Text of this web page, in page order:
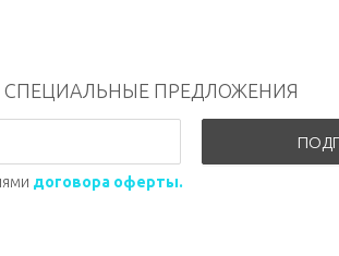
ПРЕДЛОЖЕНИЯ
договора оферты.